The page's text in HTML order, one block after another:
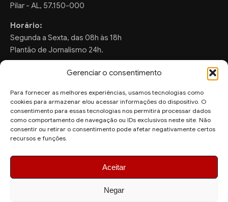
Gerenciar o consentimento
Para fornecer as melhores experiências, usamos tecnologias como
cookies para armazenar e/ou acessar informações do dispositivo. O
consentimento para essas tecnologias nos permitirá processar dados
como comportamento de navegação ou IDs exclusivos neste site. Não
consentir ou retirar o consentimento pode afetar negativamente certos
recursos e funções.
Aceitar
Negar
Pilar - AL, 57.150-000
Horário:
Segunda a Sexta, das 08h às 18h
Plantão de Jornalismo 24h.
FALE CONOSCO
Sugestões de Pauta:
ronaldo.valentim150@gmail.com